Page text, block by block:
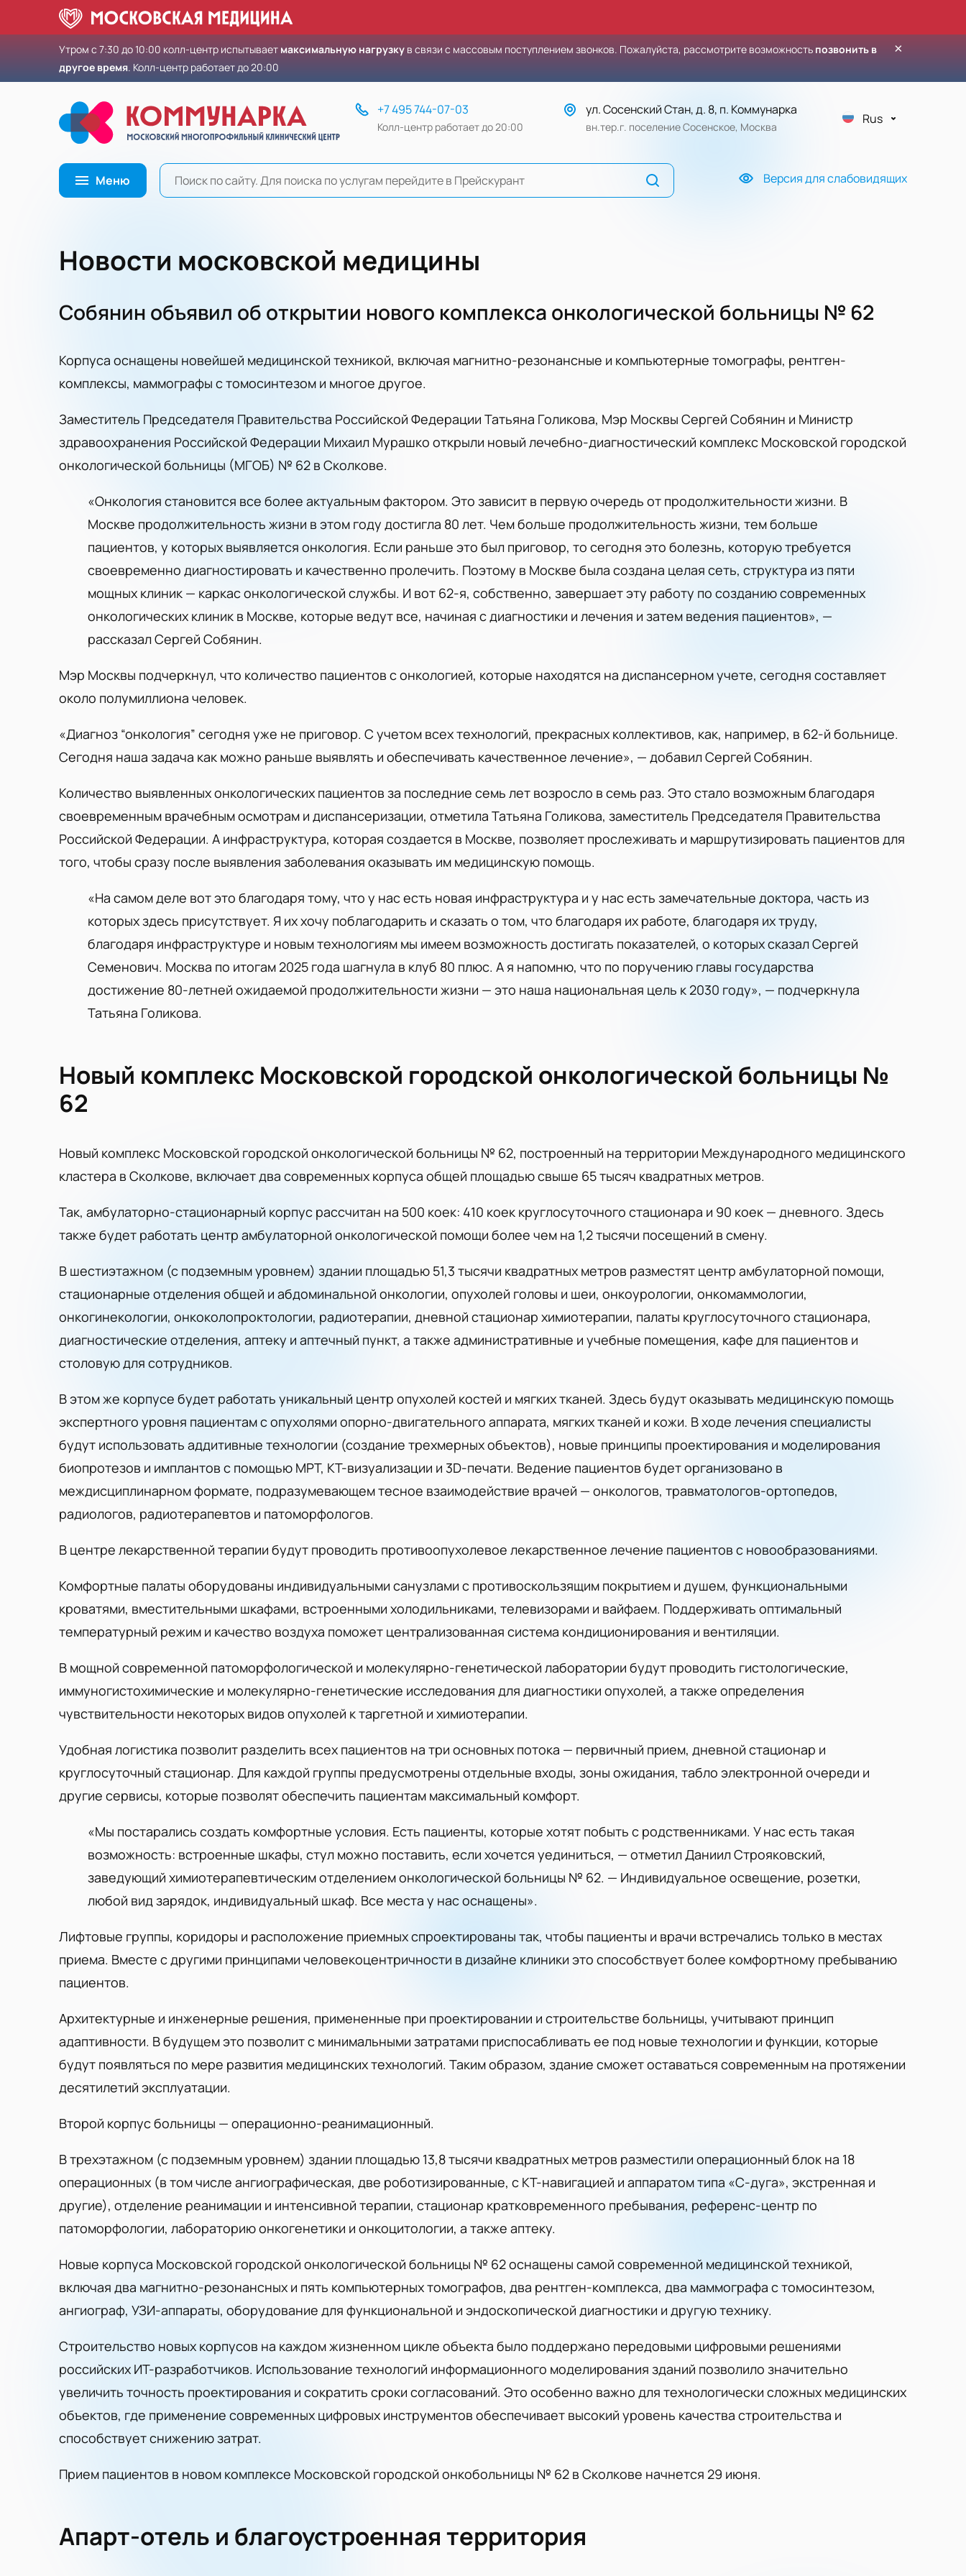
Утром с 7:30 до 10:00 колл-центр испытывает максимальную нагрузку в связи с массовым поступлением звонков. Пожалуйста, рассмотрите возможность позвонить в
другое время. Колл-центр работает до 20:00
×
+7 495 744-07-03
Колл-центр работает до 20:00
ул. Сосенский Стан, д. 8, п. Коммунарка
вн.тер.г. поселение Сосенское, Москва
Rus
Меню Версия для слабовидящих
Новости московской медицины
Собянин объявил об открытии нового комплекса онкологической больницы № 62
Корпуса оснащены новейшей медицинской техникой, включая магнитно-резонансные и компьютерные томографы, рентген-
комплексы, маммографы с томосинтезом и многое другое.
Заместитель Председателя Правительства Российской Федерации Татьяна Голикова, Мэр Москвы Сергей Собянин и Министр
здравоохранения Российской Федерации Михаил Мурашко открыли новый лечебно-диагностический комплекс Московской городской
онкологической больницы (МГОБ) № 62 в Сколкове.
«Онкология становится все более актуальным фактором. Это зависит в первую очередь от продолжительности жизни. В
Москве продолжительность жизни в этом году достигла 80 лет. Чем больше продолжительность жизни, тем больше
пациентов, у которых выявляется онкология. Если раньше это был приговор, то сегодня это болезнь, которую требуется
своевременно диагностировать и качественно пролечить. Поэтому в Москве была создана целая сеть, структура из пяти
мощных клиник — каркас онкологической службы. И вот 62-я, собственно, завершает эту работу по созданию современных
онкологических клиник в Москве, которые ведут все, начиная с диагностики и лечения и затем ведения пациентов», —
рассказал Сергей Собянин.
Мэр Москвы подчеркнул, что количество пациентов с онкологией, которые находятся на диспансерном учете, сегодня составляет
около полумиллиона человек.
«Диагноз “онкология” сегодня уже не приговор. С учетом всех технологий, прекрасных коллективов, как, например, в 62-й больнице.
Сегодня наша задача как можно раньше выявлять и обеспечивать качественное лечение», — добавил Сергей Собянин.
Количество выявленных онкологических пациентов за последние семь лет возросло в семь раз. Это стало возможным благодаря
своевременным врачебным осмотрам и диспансеризации, отметила Татьяна Голикова, заместитель Председателя Правительства
Российской Федерации. А инфраструктура, которая создается в Москве, позволяет прослеживать и маршрутизировать пациентов для
того, чтобы сразу после выявления заболевания оказывать им медицинскую помощь.
«На самом деле вот это благодаря тому, что у нас есть новая инфраструктура и у нас есть замечательные доктора, часть из
которых здесь присутствует. Я их хочу поблагодарить и сказать о том, что благодаря их работе, благодаря их труду,
благодаря инфраструктуре и новым технологиям мы имеем возможность достигать показателей, о которых сказал Сергей
Семенович. Москва по итогам 2025 года шагнула в клуб 80 плюс. А я напомню, что по поручению главы государства
достижение 80-летней ожидаемой продолжительности жизни — это наша национальная цель к 2030 году», — подчеркнула
Татьяна Голикова.
Новый комплекс Московской городской онкологической больницы №
62
Новый комплекс Московской городской онкологической больницы № 62, построенный на территории Международного медицинского
кластера в Сколкове, включает два современных корпуса общей площадью свыше 65 тысяч квадратных метров.
Так, амбулаторно-стационарный корпус рассчитан на 500 коек: 410 коек круглосуточного стационара и 90 коек — дневного. Здесь
также будет работать центр амбулаторной онкологической помощи более чем на 1,2 тысячи посещений в смену.
В шестиэтажном (с подземным уровнем) здании площадью 51,3 тысячи квадратных метров разместят центр амбулаторной помощи,
стационарные отделения общей и абдоминальной онкологии, опухолей головы и шеи, онкоурологии, онкомаммологии,
онкогинекологии, онкоколопроктологии, радиотерапии, дневной стационар химиотерапии, палаты круглосуточного стационара,
диагностические отделения, аптеку и аптечный пункт, а также административные и учебные помещения, кафе для пациентов и
столовую для сотрудников.
В этом же корпусе будет работать уникальный центр опухолей костей и мягких тканей. Здесь будут оказывать медицинскую помощь
экспертного уровня пациентам с опухолями опорно-двигательного аппарата, мягких тканей и кожи. В ходе лечения специалисты
будут использовать аддитивные технологии (создание трехмерных объектов), новые принципы проектирования и моделирования
биопротезов и имплантов с помощью МРТ, КТ-визуализации и 3D-печати. Ведение пациентов будет организовано в
междисциплинарном формате, подразумевающем тесное взаимодействие врачей — онкологов, травматологов-ортопедов,
радиологов, радиотерапевтов и патоморфологов.
В центре лекарственной терапии будут проводить противоопухолевое лекарственное лечение пациентов с новообразованиями.
Комфортные палаты оборудованы индивидуальными санузлами с противоскользящим покрытием и душем, функциональными
кроватями, вместительными шкафами, встроенными холодильниками, телевизорами и вайфаем. Поддерживать оптимальный
температурный режим и качество воздуха поможет централизованная система кондиционирования и вентиляции.
В мощной современной патоморфологической и молекулярно-генетической лаборатории будут проводить гистологические,
иммуногистохимические и молекулярно-генетические исследования для диагностики опухолей, а также определения
чувствительности некоторых видов опухолей к таргетной и химиотерапии.
Удобная логистика позволит разделить всех пациентов на три основных потока — первичный прием, дневной стационар и
круглосуточный стационар. Для каждой группы предусмотрены отдельные входы, зоны ожидания, табло электронной очереди и
другие сервисы, которые позволят обеспечить пациентам максимальный комфорт.
«Мы постарались создать комфортные условия. Есть пациенты, которые хотят побыть с родственниками. У нас есть такая
возможность: встроенные шкафы, стул можно поставить, если хочется уединиться, — отметил Даниил Строяковский,
заведующий химиотерапевтическим отделением онкологической больницы № 62. — Индивидуальное освещение, розетки,
любой вид зарядок, индивидуальный шкаф. Все места у нас оснащены».
Лифтовые группы, коридоры и расположение приемных спроектированы так, чтобы пациенты и врачи встречались только в местах
приема. Вместе с другими принципами человекоцентричности в дизайне клиники это способствует более комфортному пребыванию
пациентов.
Архитектурные и инженерные решения, примененные при проектировании и строительстве больницы, учитывают принцип
адаптивности. В будущем это позволит с минимальными затратами приспосабливать ее под новые технологии и функции, которые
будут появляться по мере развития медицинских технологий. Таким образом, здание сможет оставаться современным на протяжении
десятилетий эксплуатации.
Второй корпус больницы — операционно-реанимационный.
В трехэтажном (с подземным уровнем) здании площадью 13,8 тысячи квадратных метров разместили операционный блок на 18
операционных (в том числе ангиографическая, две роботизированные, с КТ-навигацией и аппаратом типа «С-дуга», экстренная и
другие), отделение реанимации и интенсивной терапии, стационар кратковременного пребывания, референс-центр по
патоморфологии, лабораторию онкогенетики и онкоцитологии, а также аптеку.
Новые корпуса Московской городской онкологической больницы № 62 оснащены самой современной медицинской техникой,
включая два магнитно-резонансных и пять компьютерных томографов, два рентген-комплекса, два маммографа с томосинтезом,
ангиограф, УЗИ-аппараты, оборудование для функциональной и эндоскопической диагностики и другую технику.
Строительство новых корпусов на каждом жизненном цикле объекта было поддержано передовыми цифровыми решениями
российских ИТ-разработчиков. Использование технологий информационного моделирования зданий позволило значительно
увеличить точность проектирования и сократить сроки согласований. Это особенно важно для технологически сложных медицинских
объектов, где применение современных цифровых инструментов обеспечивает высокий уровень качества строительства и
способствует снижению затрат.
Прием пациентов в новом комплексе Московской городской онкобольницы № 62 в Сколкове начнется 29 июня.
Апарт-отель и благоустроенная территория